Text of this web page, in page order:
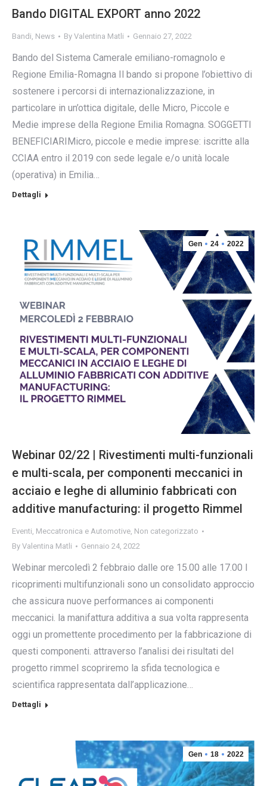
Bando DIGITAL EXPORT anno 2022
Bandi, News By Valentina Matli Gennaio 27, 2022
Bando del Sistema Camerale emiliano-romagnolo e
Regione Emilia-Romagna Il bando si propone l’obiettivo di
sostenere i percorsi di internazionalizzazione, in
particolare in un’ottica digitale, delle Micro, Piccole e
Medie imprese della Regione Emilia Romagna. SOGGETTI
BENEFICIARIMicro, piccole e medie imprese: iscritte alla
CCIAA entro il 2019 con sede legale e/o unità locale
(operativa) in Emilia…
Dettagli
Gen 24 2022
Webinar 02/22 | Rivestimenti multi-funzionali
e multi-scala, per componenti meccanici in
acciaio e leghe di alluminio fabbricati con
additive manufacturing: il progetto Rimmel
Eventi, Meccatronica e Automotive, Non categorizzato
By Valentina Matli Gennaio 24, 2022
Webinar mercoledì 2 febbraio dalle ore 15.00 alle 17.00 I
ricoprimenti multifunzionali sono un consolidato approccio
che assicura nuove performances ai componenti
meccanici. la manifattura additiva a sua volta rappresenta
oggi un promettente procedimento per la fabbricazione di
questi componenti. attraverso l’analisi dei risultati del
progetto rimmel scopriremo la sfida tecnologica e
scientifica rappresentata dall’applicazione…
Dettagli
Gen 18 2022